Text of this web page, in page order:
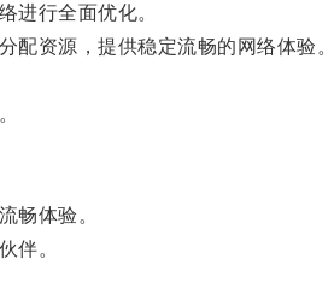
行全面优化。
资源，提供稳定流畅的网络体验。
畅体验。
伴。